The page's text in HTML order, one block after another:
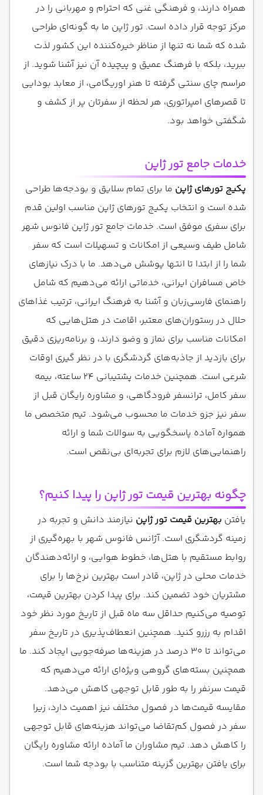
همراه دارند، و فرهنگی غنی که احترام و مهربانی را در
مرکز توجه قرار داده است. تور ژاپن ما به گونه‌ای طراحی
شده که شما نه تنها از مناظر خیره‌کننده این کشور لذت
ببرید، بلکه با فرهنگ عمیق و پیچیده آن نیز آشنا شوید. از
مراسم چای سنتی گرفته تا هنر اوریگامی، از معابد بودایی
تا قصرهای امپراتوری، هر لحظه از سفرتان پر از کشف و
شگفتی خواهد بود.
خدمات جامع تور ژاپن
پکیج تورهای ژاپن ما برای تمام سلایق و بودجه‌ها طراحی
شده است و انتخاب پکیج تورهای ژاپن مناسب اولین قدم
برای سفری موفق است. خدمات جامع تور ژاپن فانوس شهر
شامل طیف وسیعی از امکانات و تسهیلات است که سفر
شما را از ابتدا تا انتها پوشش می‌دهد. ما با درک نیازهای
خاص مسافران ایرانی، خدماتی ارائه می‌دهیم که شامل
راهنمای فارسی‌زبان و آشنا به فرهنگ ایرانی، ترتیب غذاهای
حلال در رستوران‌های معتبر، اقامت در هتل‌هایی که
امکانات مناسب برای نماز و وضو دارند، و برنامه‌ریزی دقیق
برای بازدید از جاذبه‌های گردشگری با در نظر گیری اوقات
شرعی است. همچنین خدمات پشتیبانی ۲۴ ساعته، بیمه
سفر کامل، ترانسفر فرودگاهی، و مشاوره رایگان قبل از
سفر نیز جزو خدمات ما محسوب می‌شود. تیم متخصص ما
همواره آماده پاسخگویی به سوالات شما و ارائه
راهنمایی‌های لازم برای تجربه‌ای بی‌نقص است.
چگونه بهترین قیمت تور ژاپن را پیدا کنیم؟
یافتن بهترین قیمت تور ژاپن نیازمند دانش و تجربه در
زمینه گردشگری است. آژانس فانوس شهر با بهره‌گیری از
روابط مستقیم با هتل‌ها، خطوط هوایی، و ارائه‌دهندگان
خدمات محلی در ژاپن، قادر است بهترین نرخ‌ها را برای
مشتریان خود تضمین کند. برای پیدا کردن بهترین قیمت،
توصیه می‌کنیم حداقل سه ماه قبل از تاریخ مورد نظر خود
اقدام به رزرو کنید. همچنین انعطاف‌پذیری در تاریخ سفر
می‌تواند تا ۳۰ درصد در هزینه‌ها صرفه‌جویی ایجاد کند. ما
همچنین بسته‌های گروهی ویژه‌ای ارائه می‌دهیم که
قیمت سرنفر را به طور قابل توجهی کاهش می‌دهد.
مقایسه قیمت‌ها در فصول مختلف نیز اهمیت دارد، زیرا
سفر در فصول کم‌تقاضا می‌تواند هزینه‌های قابل توجهی
را کاهش دهد. تیم مشاوران ما آماده ارائه مشاوره رایگان
برای یافتن بهترین گزینه متناسب با بودجه شما است.